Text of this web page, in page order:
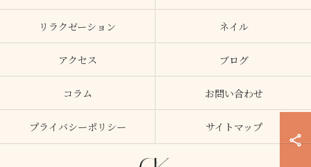
リラクゼーション ネイル
アクセス ブログ
コラム お問い合わせ
プライバシーポリシー サイトマップ